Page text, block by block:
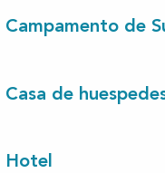
Campamento de
Casa de
Hotel